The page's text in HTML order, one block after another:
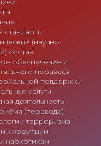
стандарты
(научно-
состав
обеспечение и
процесса
поддержки
услуги
деятельность
(перевода)
терроризма
коррупции
наркотикам